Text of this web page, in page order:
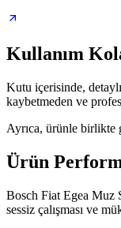
Kullanım
Kutu içerisinde,
kaybetmeden ve
Ayrıca, ürünle birlikte
Ürün
Bosch Fiat Egea Muz
sessiz çalışması ve